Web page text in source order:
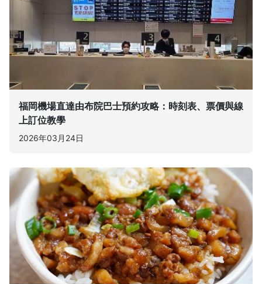
福岡機場直達由布院巴士預約攻略：時刻表、票價與線
上訂位教學
2026年03月24日